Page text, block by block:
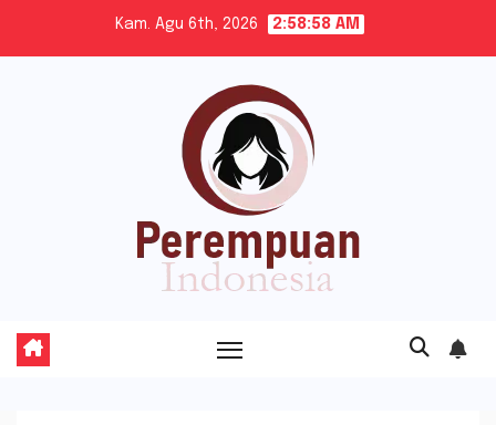
Kam. Agu 6th, 2026 2:58:59 AM